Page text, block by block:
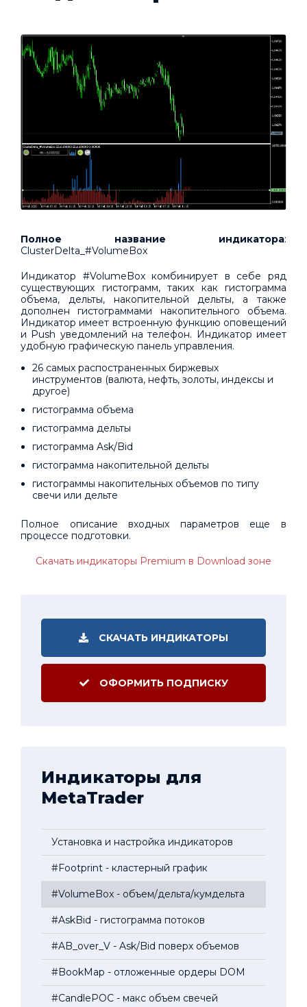
Полное название индикатора:
ClusterDelta_#VolumeBox
Индикатор #VolumeBox комбинирует в себе ряд
существующих гистограмм, таких как гистограмма
объема, дельты, накопительной дельты, а также
дополнен гистограммами накопительного объема.
Индикатор имеет встроенную функцию оповещений
и Push уведомлений на телефон. Индикатор имеет
удобную графическую панель управления.
26 самых распостраненных биржевых
инструментов (валюта, нефть, золоты, индексы и
другое)
гистограмма объема
гистограмма дельты
гистограмма Ask/Bid
гистограмма накопительной дельты
гистограммы накопительных объемов по типу
свечи или дельте
Полное описание входных параметров еще в
процессе подготовки.
Скачать индикаторы Premium в Download зоне
СКАЧАТЬ ИНДИКАТОРЫ
ОФОРМИТЬ ПОДПИСКУ
Индикаторы для
MetaTrader
Установка и настройка индикаторов
#Footprint - кластерный график
#VolumeBox - объем/дельта/кумдельта
#AskBid - гистограмма потоков
#AB_over_V - Ask/Bid поверх объемов
#BookMap - отложенные ордеры DOM
#CandlePOC - макс объем свечей